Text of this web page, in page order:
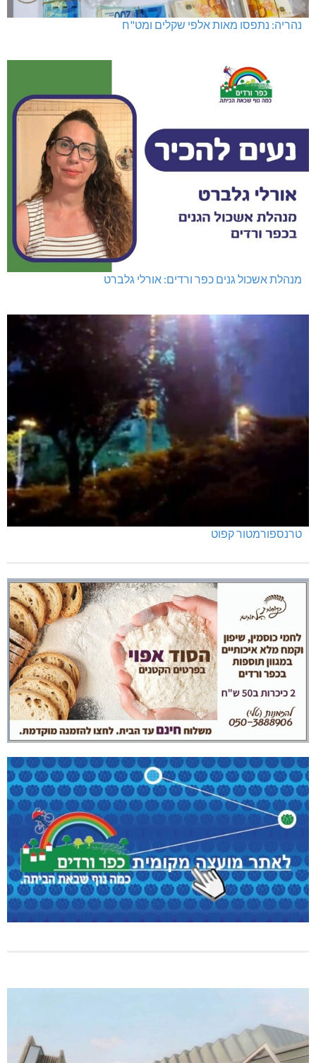
נהריה: נתפסו מאות אלפי שקלים ומט"ח
מנהלת אשכול גנים כפר ורדים: אורלי גלברט
טרנספורמטור קפוט